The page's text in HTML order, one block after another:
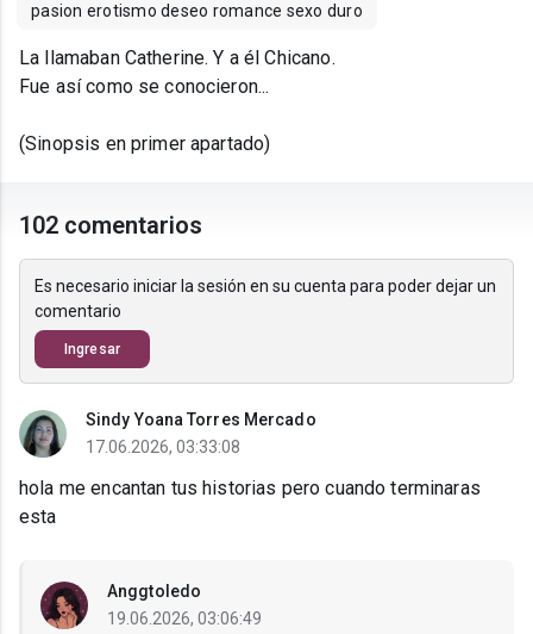
pasion erotismo deseo romance sexo duro
La llamaban Catherine. Y a él Chicano.
Fue así como se conocieron...
(Sinopsis en primer apartado)
102 comentarios
Es necesario iniciar la sesión en su cuenta para poder dejar un
comentario
Ingresar
Sindy Yoana Torres Mercado
17.06.2026, 03:33:08
hola me encantan tus historias pero cuando terminaras
esta
Anggtoledo
19.06.2026, 03:06:49